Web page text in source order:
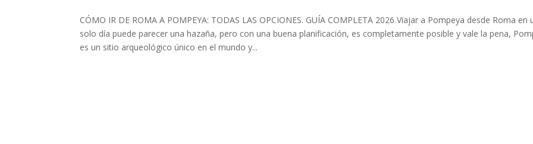
CÓMO IR DE ROMA A POMPEYA: TODAS LAS OPCIONES. GUÍA COMPLETA 2026 Viajar a Pompeya desde Roma en
solo día puede parecer una hazaña, pero con una buena planificación, es completamente posible y vale la pena,
es un sitio arqueológico único en el mundo y...